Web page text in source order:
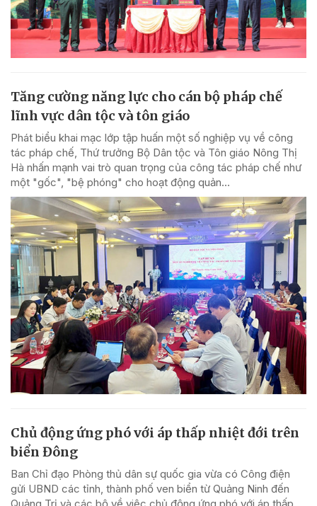
Tăng cường năng lực cho cán bộ pháp chế
lĩnh vực dân tộc và tôn giáo
Phát biểu khai mạc lớp tập huấn một số nghiệp vụ về công
tác pháp chế, Thứ trưởng Bộ Dân tộc và Tôn giáo Nông Thị
Hà nhấn mạnh vai trò quan trọng của công tác pháp chế như
một "gốc", "bệ phóng" cho hoạt động quản...
Chủ động ứng phó với áp thấp nhiệt đới trên
biển Đông
Ban Chỉ đạo Phòng thủ dân sự quốc gia vừa có Công điện
gửi UBND các tỉnh, thành phố ven biển từ Quảng Ninh đến